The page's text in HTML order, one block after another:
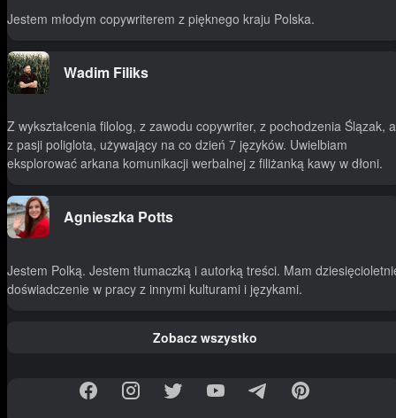
Jestem młodym copywriterem z pięknego kraju Polska.
Wadim Filiks
Z wykształcenia filolog, z zawodu copywriter, z pochodzenia Ślązak, a
z pasji poliglota, używający na co dzień 7 języków. Uwielbiam
eksplorować arkana komunikacji werbalnej z filiżanką kawy w dłoni.
Agnieszka Potts
Jestem Polką. Jestem tłumaczką i autorką treści. Mam
doświadczenie w pracy z innymi kulturami i językami.
Zobacz wszystko